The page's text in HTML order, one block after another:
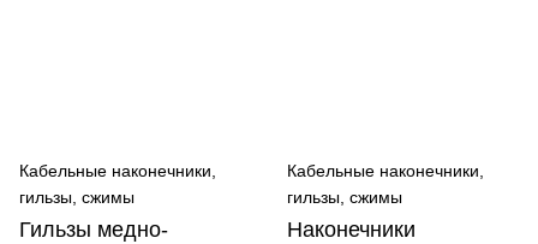
Кабельные наконечники,
гильзы, сжимы
Гильзы медно-
Кабельные наконечники,
гильзы, сжимы
Наконечники